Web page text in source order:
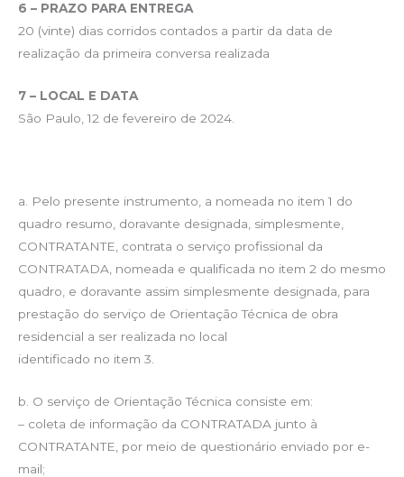
6 – PRAZO PARA ENTREGA
20 (vinte) dias corridos contados a partir da data de
realização da primeira conversa realizada
7 – LOCAL E DATA
São Paulo, 12 de fevereiro de 2024.
a. Pelo presente instrumento, a nomeada no item 1 do
quadro resumo, doravante designada, simplesmente,
CONTRATANTE, contrata o serviço profissional da
CONTRATADA, nomeada e qualificada no item 2 do mesmo
quadro, e doravante assim simplesmente designada, para
prestação do serviço de Orientação Técnica de obra
residencial a ser realizada no local
identificado no item 3.
b. O serviço de Orientação Técnica consiste em:
– coleta de informação da CONTRATADA junto à
CONTRATANTE, por meio de questionário enviado por e-
mail;